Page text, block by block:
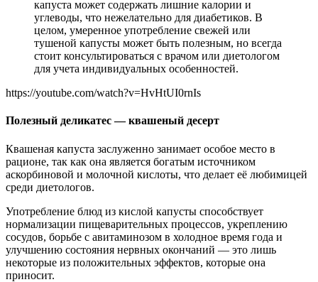
капуста может содержать лишние калории и
углеводы, что нежелательно для диабетиков. В
целом, умеренное употребление свежей или
тушеной капусты может быть полезным, но всегда
стоит консультироваться с врачом или диетологом
для учета индивидуальных особенностей.
https://youtube.com/watch?v=HvHtUI0rnIs
Полезный деликатес — квашеный десерт
Квашеная капуста заслуженно занимает особое место в
рационе, так как она является богатым источником
аскорбиновой и молочной кислоты, что делает её любимицей
среди диетологов.
Употребление блюд из кислой капусты способствует
нормализации пищеварительных процессов, укреплению
сосудов, борьбе с авитаминозом в холодное время года и
улучшению состояния нервных окончаний — это лишь
некоторые из положительных эффектов, которые она
приносит.